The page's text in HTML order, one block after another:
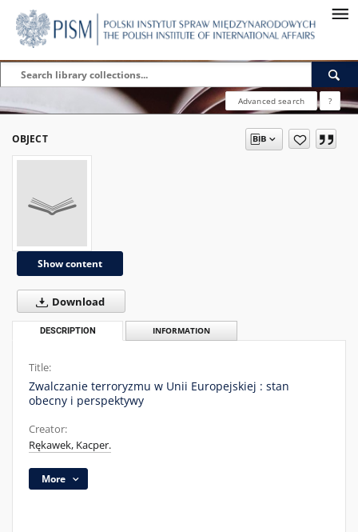
Advanced search ?
OBJECT
Show content
Download
DESCRIPTION INFORMATION
Title:
Zwalczanie terroryzmu w Unii Europejskiej : stan
obecny i perspektywy
Creator:
Rękawek, Kacper.
More